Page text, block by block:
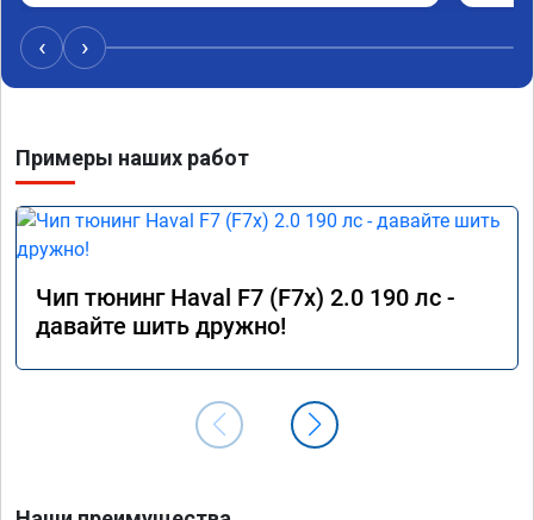
‹ ›
Примеры наших работ
Чип тюнинг Haval F7 (F7x) 2.0 190 лс -
давайте шить дружно!